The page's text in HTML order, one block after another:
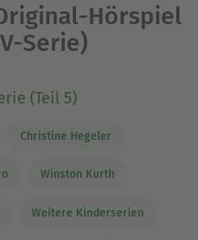
Hörspiel
Serie)
(Teil 5)
Christine Hegeler
Winston Kurth
Weitere Kinderserien